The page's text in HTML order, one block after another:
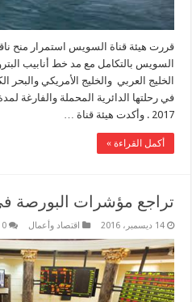
قررت هيئة قناة السويس استمرار منح
السويس بالتكامل مع مد خط أنابيب
الخليج العربي والخليج الأمريكي
2017 . وأكدت هيئة قناة …
أكمل القراءة »
تراجع مؤشرات البورصة
14 ديسمبر، 2016 اقتصاد وأعمال 0